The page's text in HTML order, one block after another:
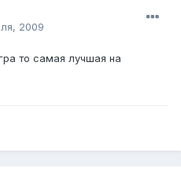
2009
то самая лучшая на